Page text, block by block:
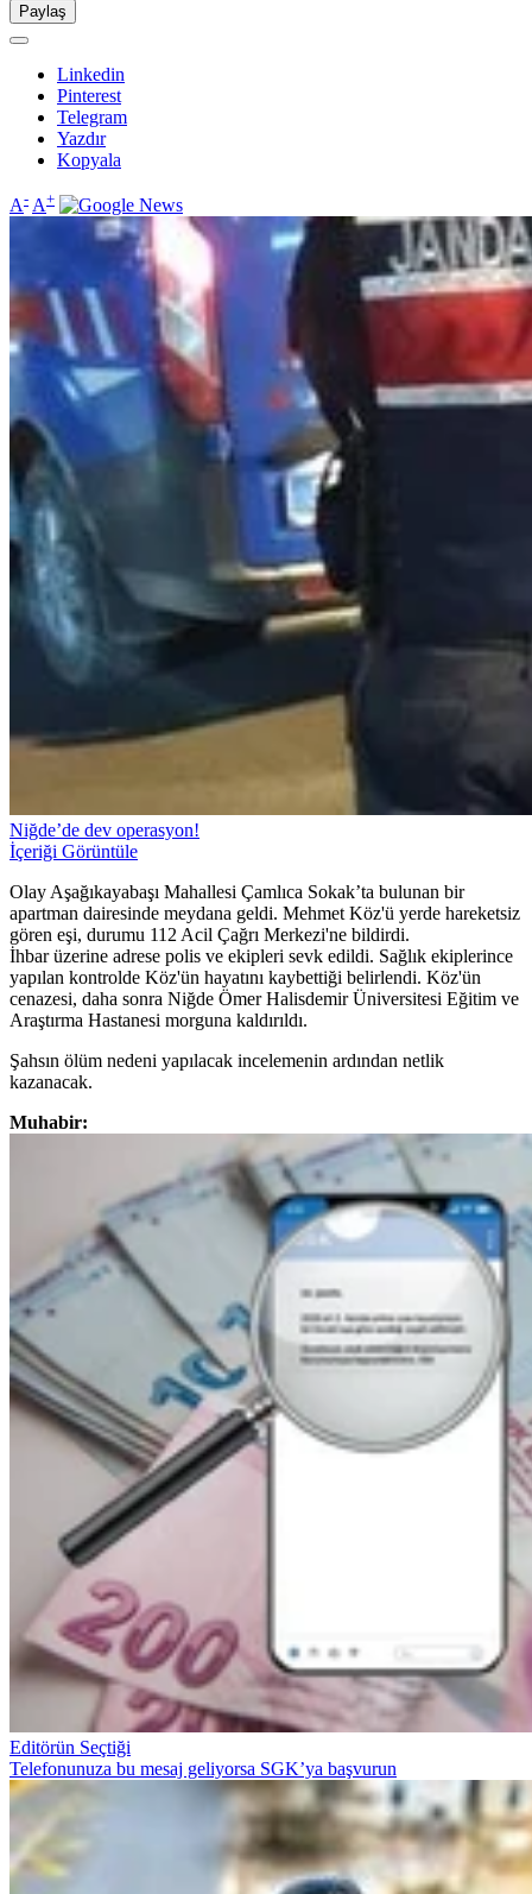
Paylaş
Linkedin
Pinterest
Telegram
Yazdır
Kopyala
A- A+
Niğde’de dev operasyon!
İçeriği Görüntüle
Olay Aşağıkayabaşı Mahallesi Çamlıca Sokak’ta bulunan bir
apartman dairesinde meydana geldi. Mehmet Köz'ü yerde hareketsiz
gören eşi, durumu 112 Acil Çağrı Merkezi'ne bildirdi.
İhbar üzerine adrese polis ve ekipleri sevk edildi. Sağlık ekiplerince
yapılan kontrolde Köz'ün hayatını kaybettiği belirlendi. Köz'ün
cenazesi, daha sonra Niğde Ömer Halisdemir Üniversitesi Eğitim ve
Araştırma Hastanesi morguna kaldırıldı.
Şahsın ölüm nedeni yapılacak incelemenin ardından netlik
kazanacak.
Muhabir:
Editörün Seçtiği
Telefonunuza bu mesaj geliyorsa SGK’ya başvurun